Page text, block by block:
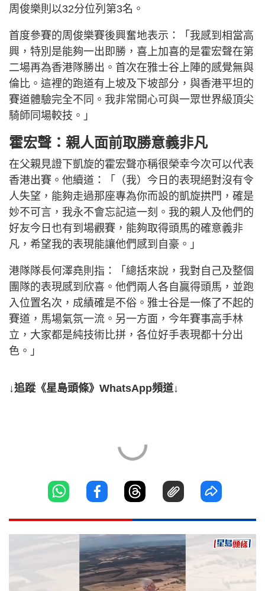
周俊樂則以32分位列第3名。
首度參賽的周俊樂賽後興奮地表示：「我感到相當高
興，特別是能夠一出即勝，喜上加喜的是霍宏聲在第
二場再為香港隊勝出。首次在雅士谷上陣的感覺無與
倫比。這裡的跑道有上坡及下坡部分，與香港平坦的
賽道體驗完全不同。我非常開心可與一眾世界級頂尖
騎師同場較技。」
霍宏聲：親人面前取勝意義非凡
在父親見證下凱旋的霍宏聲亦稱很榮幸今次可以代表
香港出賽。他續道：「（我）今日的表現絕對沒有令
人失望，能夠走過那座專為你而設的凱旋拱門，確是
妙不可言，我永不會忘記這一刻。我的親人及他們的
好友今日也有到場觀賽，能夠取得頭馬的確意義非
凡，希望我的表現能讓他們感到自豪。」
港隊隊長何澤堯則指：「總括來說，我對自己及整個
團隊的表現感到欣喜。他們兩人各自贏得頭馬，並跑
入位置名次，成績確是不俗。雅士谷是一條了不起的
賽道，馬場氣氛一流。另一方面，今年賽事高手林
立，大家都是純技術比拼，各位好手表現都十分出
色。」
↓追蹤《星島頭條》WhatsApp頻道↓